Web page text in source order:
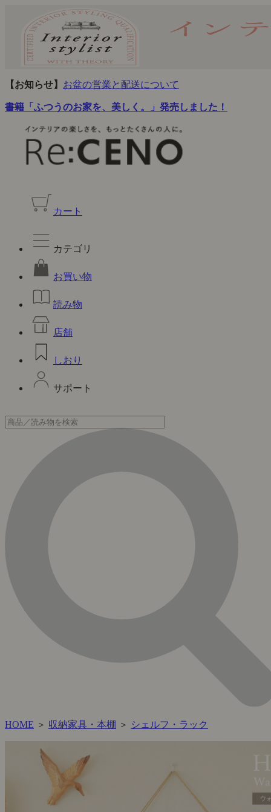
【お知らせ】 お盆の営業と配送について
書籍「ふつうのお家を、美しく。」発売しました！
カート
カテゴリ
お買い物
読み物
店舗
しおり
サポート
HOME ＞ 収納家具・本棚 ＞ シェルフ・ラック